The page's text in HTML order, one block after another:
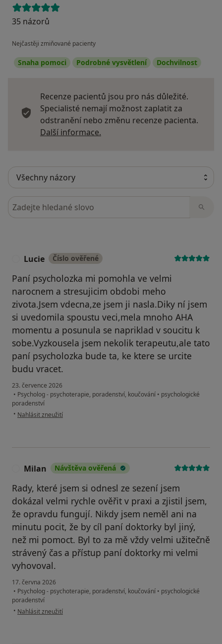
35 názorů
Nejčastěji zmiňované pacienty
Snaha pomoci Podrobné vysvětlení Dochvilnost
Recenze pacientů jsou pro nás důležité.
Specialisté nemají možnost zaplatit za
odstranění nebo změnu recenze pacienta.
Další informace.
Hledejte v názorech
Lucie Číslo ověřené
Paní psycholozka mi pomohla ve velmi
narocnem a stresujicim obdobi meho
zivota.Jsem vdecna,ze jsem ji nasla.Diky ní jsem
si uvedomila spoustu veci,mela mnoho AHA
momentu a posunula se napriklad v soucitu k
sobe.Vyzkousela jsem nekolik terapeutu,ale tato
paní psycholozka bude ta, ke ktere se urcite
budu vracet.
23. července 2026
• Psycholog - psychoterapie, poradenství, koučování • psychologické
poradenství
• podle názoru uživatele Lucie
Nahlásit zneužití
Milan Návštěva ověřená
Rady, které jsem si odnesl ze sezení jsem
dokázal velmi rychle ověřit v praxi a zjistil jsem,
že opravdu fungují. Nikdy jsem neměl ani na
minutu pocit, že by cíl paní doktorky byl jiný,
než mi pomoct. Byl to za mě vždy velmi užitečně
strávený čas a přístup paní doktorky mi velmi
vyhovoval.
17. června 2026
• Psycholog - psychoterapie, poradenství, koučování • psychologické
poradenství
• podle názoru uživatele Milan
Nahlásit zneužití